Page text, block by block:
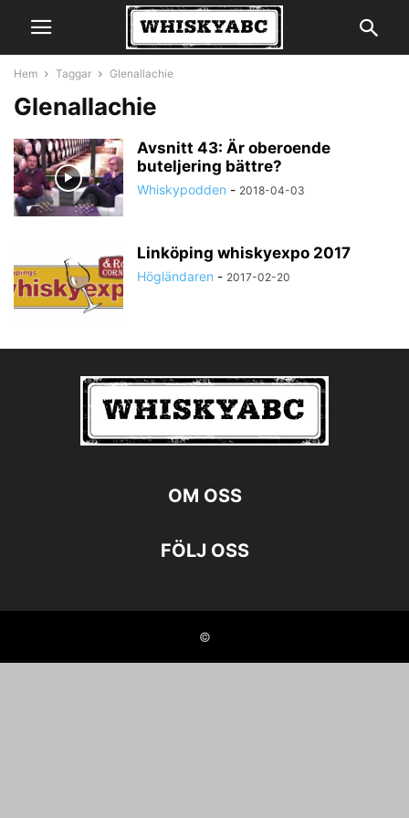
Hem Taggar Glenallachie
Glenallachie
Avsnitt 43: Är oberoende
buteljering bättre?
Whiskypodden - 2018-04-03
Linköping whiskyexpo 2017
Högländaren - 2017-02-20
OM OSS
FÖLJ OSS
©